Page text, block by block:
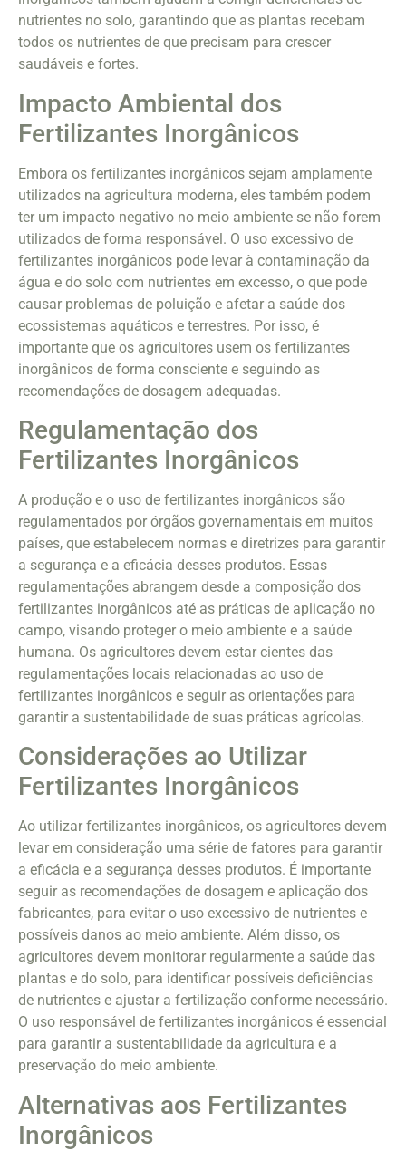
nutrientes no solo, garantindo que as plantas recebam
todos os nutrientes de que precisam para crescer
saudáveis e fortes.
Impacto Ambiental dos
Fertilizantes Inorgânicos
Embora os fertilizantes inorgânicos sejam amplamente
utilizados na agricultura moderna, eles também podem
ter um impacto negativo no meio ambiente se não forem
utilizados de forma responsável. O uso excessivo de
fertilizantes inorgânicos pode levar à contaminação da
água e do solo com nutrientes em excesso, o que pode
causar problemas de poluição e afetar a saúde dos
ecossistemas aquáticos e terrestres. Por isso, é
importante que os agricultores usem os fertilizantes
inorgânicos de forma consciente e seguindo as
recomendações de dosagem adequadas.
Regulamentação dos
Fertilizantes Inorgânicos
A produção e o uso de fertilizantes inorgânicos são
regulamentados por órgãos governamentais em muitos
países, que estabelecem normas e diretrizes para garantir
a segurança e a eficácia desses produtos. Essas
regulamentações abrangem desde a composição dos
fertilizantes inorgânicos até as práticas de aplicação no
campo, visando proteger o meio ambiente e a saúde
humana. Os agricultores devem estar cientes das
regulamentações locais relacionadas ao uso de
fertilizantes inorgânicos e seguir as orientações para
garantir a sustentabilidade de suas práticas agrícolas.
Considerações ao Utilizar
Fertilizantes Inorgânicos
Ao utilizar fertilizantes inorgânicos, os agricultores devem
levar em consideração uma série de fatores para garantir
a eficácia e a segurança desses produtos. É importante
seguir as recomendações de dosagem e aplicação dos
fabricantes, para evitar o uso excessivo de nutrientes e
possíveis danos ao meio ambiente. Além disso, os
agricultores devem monitorar regularmente a saúde das
plantas e do solo, para identificar possíveis deficiências
de nutrientes e ajustar a fertilização conforme necessário.
O uso responsável de fertilizantes inorgânicos é essencial
para garantir a sustentabilidade da agricultura e a
preservação do meio ambiente.
Alternativas aos Fertilizantes
Inorgânicos